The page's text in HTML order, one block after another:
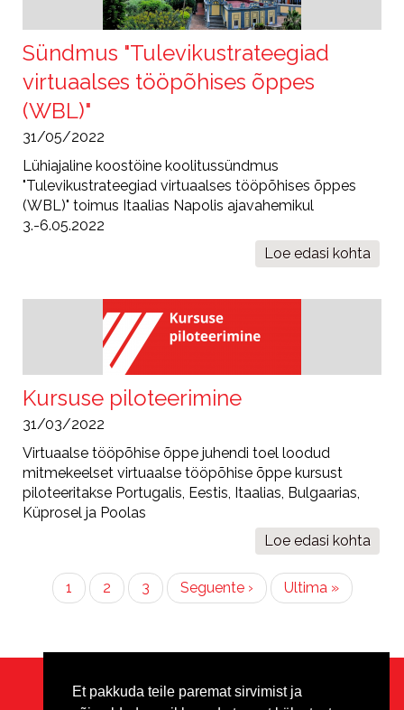
Et pakkuda teile paremat sirvimist ja
Sündmus "Tulevikustrateegiad
virtuaalses tööpõhises õppes
(WBL)"
31/05/2022
Lühiajaline koostöine koolitussündmus
"Tulevikustrateegiad virtuaalses tööpõhises õppes
(WBL)" toimus Itaalias Napolis ajavahemikul
3.-6.05.2022
Loe edasi Sündmus
kohta
Kursuse piloteerimine
31/03/2022
Virtuaalse tööpõhise õppe juhendi toel loodud
mitmekeelset virtuaalse tööpõhise õppe kursust
piloteeritakse Portugalis, Eestis, Itaalias, Bulgaarias,
Küprosel ja Poolas
Loe edasi Kursuse
kohta
Pagination
Eesolev
leht
1 Lehekülg
2 Lehekülg
3
Järgmine
leht
Seguente ›
Viimane
leht
Ultima »